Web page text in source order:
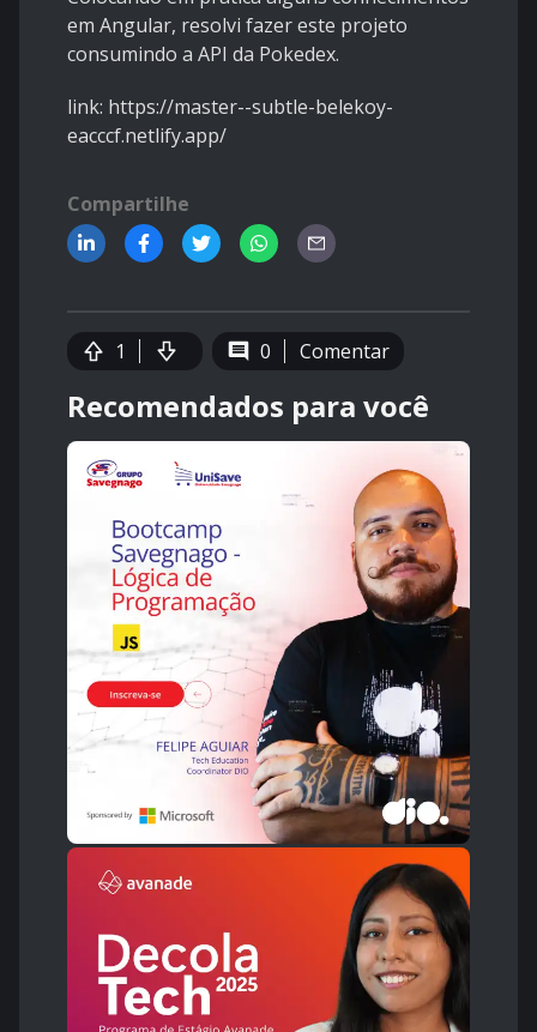
em Angular, resolvi fazer este projeto
consumindo a API da Pokedex.
link: https://master--subtle-belekoy-
eacccf.netlify.app/
Compartilhe
1 0 Comentar
Recomendados para você